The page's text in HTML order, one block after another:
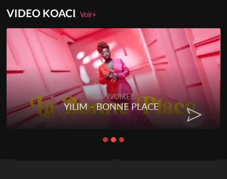
VIDEO KOACIVoir+
RAP IVOIRE
YILIM - BONNE PLACE